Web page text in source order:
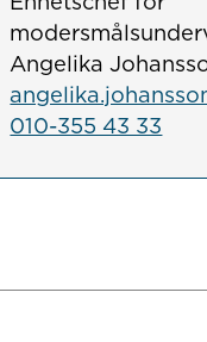
Angelika
010-355 43 33